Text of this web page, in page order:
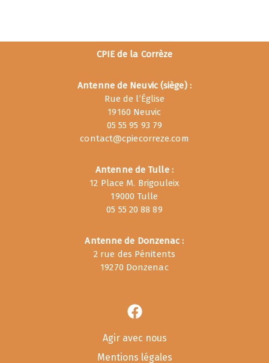
CPIE de la Corrèze
Antenne de Neuvic (siège) :
Rue de l’Église
19160 Neuvic
05 55 95 93 79
contact@cpiecorreze.com
Antenne de Tulle :
12 Place M. Brigouleix
19000 Tulle
05 55 20 88 89
Antenne de Donzenac :
2 rue des Pénitents
19270 Donzenac
Agir avec nous
Mentions légales